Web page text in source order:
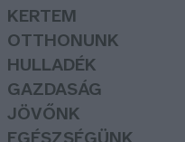
KERTEM
OTTHONUNK
HULLADÉK
GAZDASÁG
JÖVŐNK